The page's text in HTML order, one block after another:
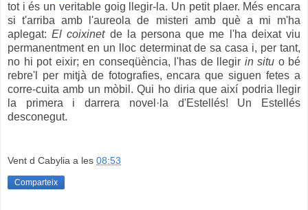
tot i és un veritable goig llegir-la. Un petit plaer. Més encara
si t'arriba amb l'aureola de misteri amb què a mi m'ha
aplegat:El coixinetde la persona que me l'ha deixat viu
permanentment en un lloc determinat de sa casa i, per tant,
no hi pot eixir; en conseqüència, l'has de llegir in situ o bé
rebre'l per mitjà de fotografies, encara que siguen fetes a
corre-cuita amb un mòbil. Qui ho diria que així podria llegir
la primera i darrera novel·la d'Estellés! Un Estellés
desconegut.
Vent d Cabylia a les 08:53
Comparteix